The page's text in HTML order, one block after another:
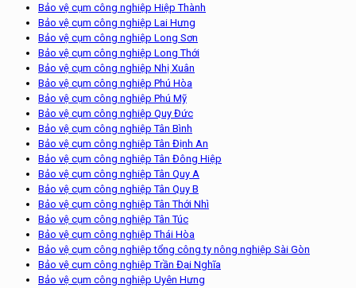
Bảo vệ cụm công nghiệp Hiệp Thành
Bảo vệ cụm công nghiệp Lai Hưng
Bảo vệ cụm công nghiệp Long Sơn
Bảo vệ cụm công nghiệp Long Thới
Bảo vệ cụm công nghiệp Nhị Xuân
Bảo vệ cụm công nghiệp Phú Hòa
Bảo vệ cụm công nghiệp Phú Mỹ
Bảo vệ cụm công nghiệp Quy Đức
Bảo vệ cụm công nghiệp Tân Bình
Bảo vệ cụm công nghiệp Tân Định An
Bảo vệ cụm công nghiệp Tân Đông Hiệp
Bảo vệ cụm công nghiệp Tân Quy A
Bảo vệ cụm công nghiệp Tân Quy B
Bảo vệ cụm công nghiệp Tân Thới Nhì
Bảo vệ cụm công nghiệp Tân Túc
Bảo vệ cụm công nghiệp Thái Hòa
Bảo vệ cụm công nghiệp tổng công ty nông nghiệp Sài Gòn
Bảo vệ cụm công nghiệp Trần Đại Nghĩa
Bảo vệ cụm công nghiệp Uyên Hưng